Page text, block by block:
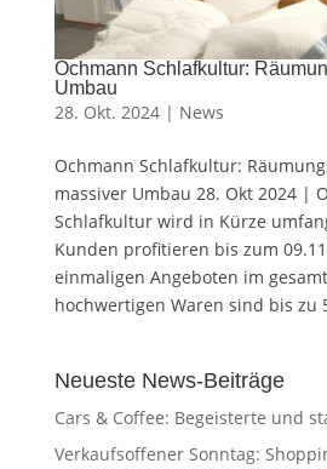
Ochmann Schlafkultur:
Umbau
28. Okt. 2024 | News
Ochmann Schlafkultur:
massiver Umbau 28. Okt 2024 |
Schlafkultur wird in Kürze
Kunden profitieren bis zum
einmaligen Angeboten im
hochwertigen Waren sind bis zu
Neueste News-Beiträge
Cars & Coffee: Begeisterte und
Verkaufsoffener Sonntag: